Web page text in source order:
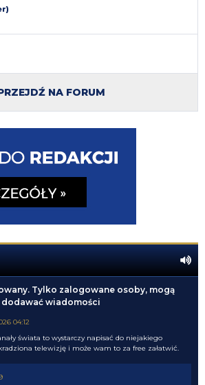
NA FORUM
Tylko zalogowane osoby, mogą
dodawać wiadomości
04:12
świata to wystarczy napisać do niejakiego
telewizję i może wam to za free załatwić.